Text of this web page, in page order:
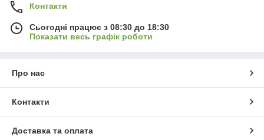
Контакти
Сьогодні працює з 08:30 до 18:30
Показати весь графік роботи
Про нас
Контакти
Доставка та оплата